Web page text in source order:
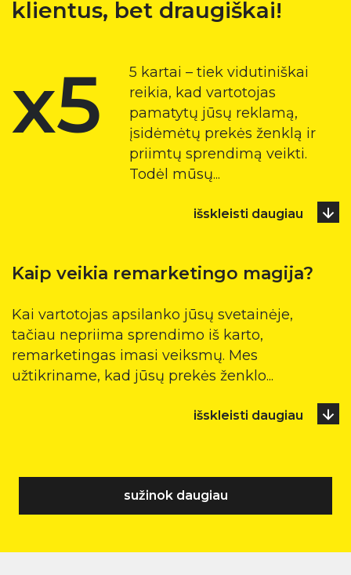
klientus, bet draugiškai!
x5
5 kartai – tiek vidutiniškai
reikia, kad vartotojas
pamatytų jūsų reklamą,
įsidėmėtų prekės ženklą ir
priimtų sprendimą veikti.
Todėl mūsų...
išskleisti daugiau
Kaip veikia remarketingo magija?
Kai vartotojas apsilanko jūsų svetainėje,
tačiau nepriima sprendimo iš karto,
remarketingas imasi veiksmų. Mes
užtikriname, kad jūsų prekės ženklo...
išskleisti daugiau
sužinok daugiau